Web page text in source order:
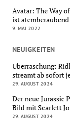
Avatar: The Way
ist atemberaubend
9. MAI 2022
NEUIGKEITEN
Überraschung:
streamt ab sofort
29. AUGUST 2024
Der neue Jurassic
Bild mit Scarlett
29. AUGUST 2024